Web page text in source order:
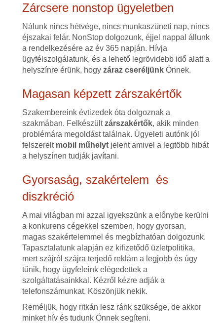
Zárcsere nonstop ügyeletben
Nálunk nincs hétvége, nincs munkaszüneti nap, nincs
éjszakai felár. NonStop dolgozunk, éjjel nappal állunk
a rendelkezésére az év 365 napján. Hívja
ügyfélszolgálatunk, és a lehető legrövidebb idő alatt a
helyszínre érünk, hogy záraz cseréljünkÖnnek.
Magasan képzett zárszakértők
Szakembereink évtizedek óta dolgoznak a
szakmában. Felkészültzárszakértők, akik minden
problémára megoldást találnak. Ügyeleti autónk jól
felszerelt mobil műhelytjelent amivel a legtöbb hibát
a helyszínen tudják javítani.
Gyorsaság, szakértelem és
diszkréció
A mai világban mi azzal igyekszünk a előnybe kerülni
a konkurens cégekkel szemben, hogy gyorsan,
magas szakértelemmel és megbízhatóan dolgozunk.
Tapasztalatunk alapján ez kifizetődő üzletpolitika,
mert szájról szájra terjedő reklám a legjobb és úgy
tűnik, hogy ügyfeleink elégedettek a
szolgáltatásainkkal. Kézről kézre adják a
telefonszámunkat. Köszönjük nekik.
Reméljük, hogy ritkán lesz ránk szüksége, de akkor
minket hív és tudunk Önnek segíteni.